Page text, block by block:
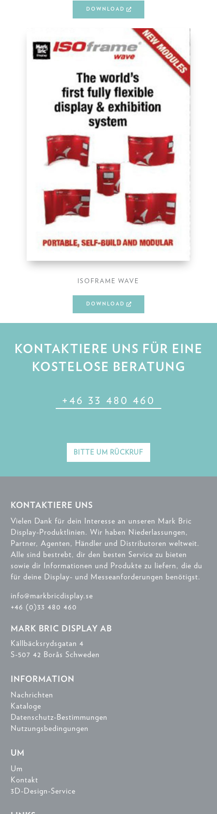
DOWNLOAD
ISOFRAME WAVE
DOWNLOAD
KONTAKTIERE UNS FÜR EINE
KOSTELOSE BERATUNG
+46 33 480 460
BITTE UM RÜCKRUF
KONTAKTIERE UNS
Vielen Dank für dein Interesse an unseren Mark Bric
Display-Produktlinien. Wir haben Niederlassungen,
Partner, Agenten, Händler und Distributoren weltweit.
Alle sind bestrebt, dir den besten Service zu bieten
sowie dir Informationen und Produkte zu liefern, die du
für deine Display- und Messeanforderungen benötigst.
info@markbricdisplay.se
+46 (0)33 480 460
MARK BRIC DISPLAY AB
Källbäcksrydsgatan 4
S-507 42 Borås Schweden
INFORMATION
Nachrichten
Kataloge
Datenschutz-Bestimmungen
Nutzungsbedingungen
UM
Um
Kontakt
3D-Design-Service